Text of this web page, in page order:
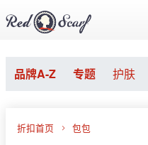
品牌A-Z 专题 护肤
折扣首页 包包